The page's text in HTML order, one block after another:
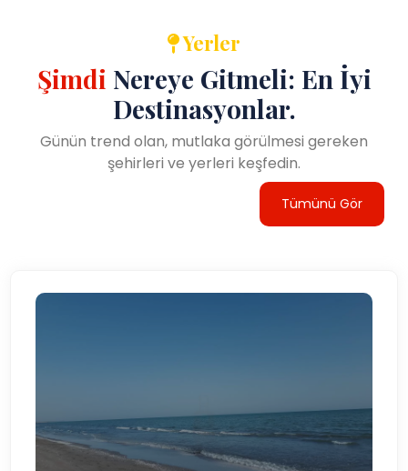
keşfedebilir, Tarsus Şelalesi kenarında dinlenebilir
veya ilçenin canlı kültürünü yansıtan yerel mutfak ve
pazarların keyfini çıkarabilir.
Mersin ile Adana arasındaki stratejik konumu, Tarsus'u
kolay ve ulaşılabilir bir destinasyon haline
getirmektedir. Türkiye'nin güneyinin tarihi ve doğal
güzelliklerini deneyimlemek isteyen gezginler. Sıcak
Akdeniz iklimi, büyüleyici tarihi ve misafirperver
atmosferiyle Tarsus, Türkiye'nin zengin kültürel
ziyaret ediyor olun, ister kendinizi şehrin tarihine
Yerler
Şimdi Nereye Gitmeli: En İyi
Destinasyonlar.
Günün trend olan, mutlaka görülmesi gereken
şehirleri ve yerleri keşfedin.
Tümünü Gör